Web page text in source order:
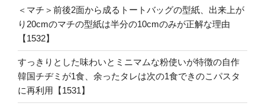
＜マチ＞前後2面から成るトートバッグの型紙、出来上が
り20cmのマチの型紙は半分の10cmのみが正解な理由
【1532】
すっきりとした味わいとミニマムな粉使いが特徴の自作
韓国チヂミが1食、余ったタレは次の1食できのこパスタ
に再利用【1531】